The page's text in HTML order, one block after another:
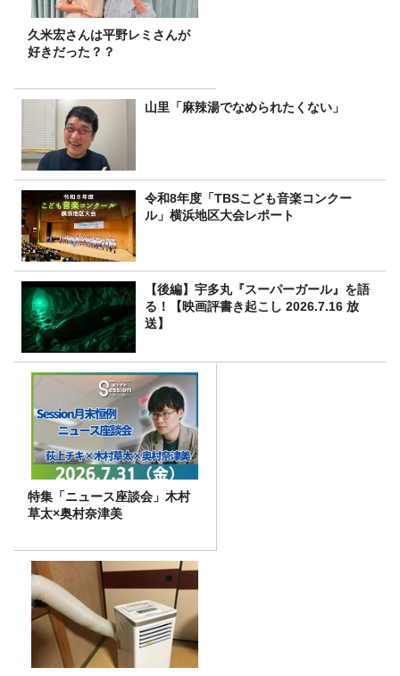
久米宏さんは平野レミさんが
好きだった？？
山里「麻辣湯でなめられたくない」
令和8年度「TBSこども音楽コンクー
ル」横浜地区大会レポート
【後編】宇多丸『スーパーガール』を語
る！【映画評書き起こし 2026.7.16 放
送】
特集「ニュース座談会」木村
草太×奥村奈津美